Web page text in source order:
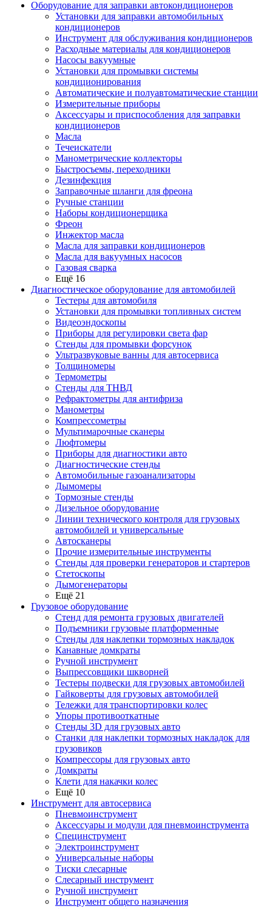
Оборудование для заправки автокондиционеров
Установки для заправки автомобильных
кондиционеров
Инструмент для обслуживания кондиционеров
Расходные материалы для кондиционеров
Насосы вакуумные
Установки для промывки системы
кондиционирования
Автоматические и полуавтоматические станции
Измерительные приборы
Аксессуары и приспособления для заправки
кондиционеров
Масла
Течеискатели
Манометрические коллекторы
Быстросъемы, переходники
Дезинфекция
Заправочные шланги для фреона
Ручные станции
Наборы кондиционерщика
Фреон
Инжектор масла
Масла для заправки кондиционеров
Масла для вакуумных насосов
Газовая сварка
Ещё 16
Диагностическое оборудование для автомобилей
Тестеры для автомобиля
Установки для промывки топливных систем
Видеоэндоскопы
Приборы для регулировки света фар
Стенды для промывки форсунок
Ультразвуковые ванны для автосервиса
Толщиномеры
Термометры
Стенды для ТНВД
Рефрактометры для антифриза
Манометры
Компрессометры
Мультимарочные сканеры
Люфтомеры
Приборы для диагностики авто
Диагностические стенды
Автомобильные газоанализаторы
Дымомеры
Тормозные стенды
Дизельное оборудование
Линии технического контроля для грузовых
автомобилей и универсальные
Автосканеры
Прочие измерительные инструменты
Стенды для проверки генераторов и стартеров
Стетоскопы
Дымогенераторы
Ещё 21
Грузовое оборудование
Стенд для ремонта грузовых двигателей
Подъемники грузовые платформенные
Стенды для наклепки тормозных накладок
Канавные домкраты
Ручной инструмент
Выпрессовщики шкворней
Тестеры подвески для грузовых автомобилей
Гайковерты для грузовых автомобилей
Тележки для транспортировки колес
Упоры противооткатные
Стенды 3D для грузовых авто
Станки для наклепки тормозных накладок для
грузовиков
Компрессоры для грузовых авто
Домкраты
Клети для накачки колес
Ещё 10
Инструмент для автосервиса
Пневмоинструмент
Аксессуары и модули для пневмоинструмента
Специнструмент
Электроинструмент
Универсальные наборы
Тиски слесарные
Слесарный инструмент
Ручной инструмент
Инструмент общего назначения